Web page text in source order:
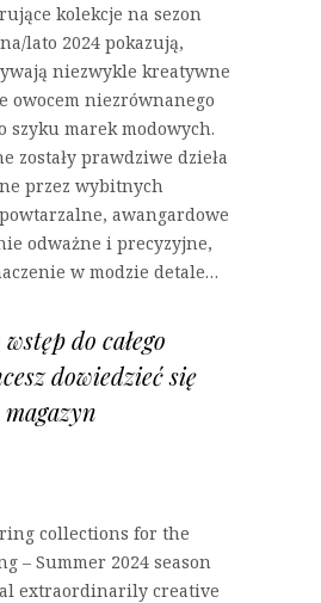
kolekcje na sezon
lato 2024 pokazują,
niezwykle kreatywne
owocem niezrównanego
szyku marek modowych.
zostały prawdziwe dzieła
przez wybitnych
awangardowe
odważne i precyzyjne,
w modzie detale…
do całego
dowiedzieć się
collections for the
– Summer 2024 season
extraordinarily creative